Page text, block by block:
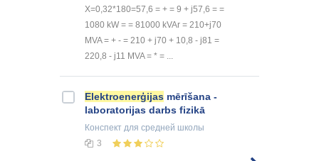
X=0,32*180=57,6 = + = 9 + j57,6 = =
1080 kW = = 81000 kVAr = 210+j70
MVA = + - = 210 + j70 + 10,8 - j81 =
220,8 - j11 MVA = * = ...
Elektroenerģijas mērīšana -
laboratorijas darbs fizikā
Конспект для средней школы
3